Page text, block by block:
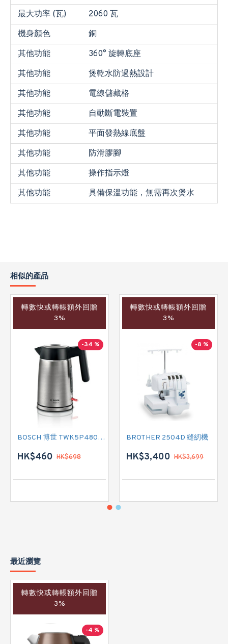
最大功率 (瓦)
2060 瓦
機身顏色
銅
其他功能
360° 旋轉底座
其他功能
煲乾水防過熱設計
其他功能
電線儲藏格
其他功能
自動斷電裝置
其他功能
平面發熱線底盤
其他功能
防滑膠腳
其他功能
操作指示燈
其他功能
具備保溫功能，無需再次煲水
相似的產品
轉數快或轉帳額外回贈
3%
-34 %
BOSCH 博世 TWK5P480GB 電熱式水壺
HK$460 HK$698
轉數快或轉帳額外回贈
3%
-8 %
BROTHER 2504D 縫紉機
HK$3,400 HK$3,699
最近瀏覽
轉數快或轉帳額外回贈
3%
-4 %